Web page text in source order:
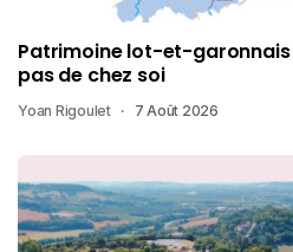
Patrimoine lot-et-garonnais
pas de chez soi
Yoan Rigoulet 7 Août 2026